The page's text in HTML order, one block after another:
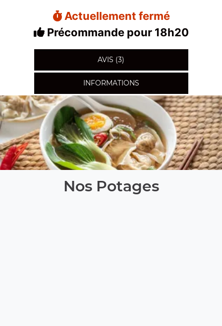
Actuellement fermé
Précommande pour 18h20
AVIS (3)
INFORMATIONS
Nos Potages